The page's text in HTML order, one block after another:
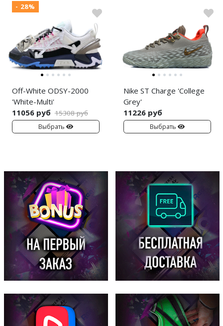
- 28%
Off-White ODSY-2000
'White-Multi'
11056 руб 15308 руб
Выбрать
Nike ST Charge 'College
Grey'
11226 руб
Выбрать